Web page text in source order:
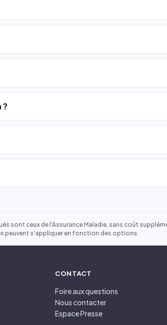
?
sont ceux de l'Assurance Maladie, sans coût
peuvent s'appliquer en fonction des options.
CONTACT
Foire aux questions
Nous contacter
Espace Presse